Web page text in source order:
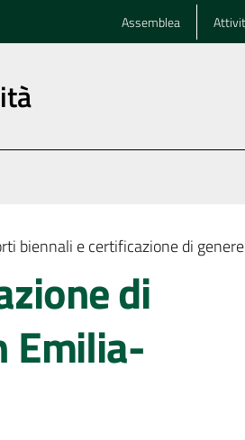
Assemblea
biennali e certificazione di
di
Emilia-